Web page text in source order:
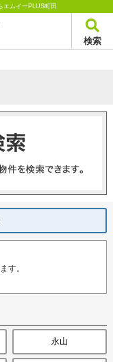
エムイーPLUS町田
検索
す。
永山